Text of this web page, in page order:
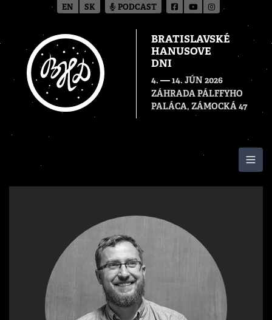
BRATISLAVSKÉ
HANUSOVE
DNI
4. — 14. JÚN 2026
ZÁHRADA PÁLFFYHO
PALÁCA, ZÁMOCKÁ 47
EN SK PODCAST